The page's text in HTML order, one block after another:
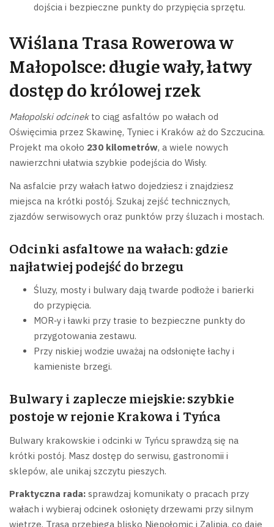
dojścia i bezpieczne punkty do przypięcia sprzętu.
Wiślana Trasa Rowerowa w
Małopolsce: długie wały, łatwy
dostęp do królowej rzek
Małopolski odcinekto ciąg asfaltów po wałach od
Oświęcimia przez Skawinę, Tyniec i Kraków aż do Szczucina.
Projekt ma około 230 kilometrów, a wiele nowych
nawierzchni ułatwia szybkie podejścia do Wisły.
Na asfalcie przy wałach łatwo dojedziesz i znajdziesz
miejsca na krótki postój. Szukaj zejść technicznych,
zjazdów serwisowych oraz punktów przy śluzach i mostach.
Odcinki asfaltowe na wałach: gdzie
najłatwiej podejść do brzegu
Śluzy, mosty i bulwary dają twarde podłoże i barierki
do przypięcia.
MOR‑y i ławki przy trasie to bezpieczne punkty do
przygotowania zestawu.
Przy niskiej wodzie uważaj na odsłonięte łachy i
kamieniste brzegi.
Bulwary i zaplecze miejskie: szybkie
postoje w rejonie Krakowa i Tyńca
Bulwary krakowskie i odcinki w Tyńcu sprawdzą się na
krótki postój. Masz dostęp do serwisu, gastronomii i
sklepów, ale unikaj szczytu pieszych.
Praktyczna rada: sprawdzaj komunikaty o pracach przy
wałach i wybieraj odcinek osłonięty drzewami przy silnym
wietrze. Trasa przebiega blisko Niepołomic i Zalipia, co daje